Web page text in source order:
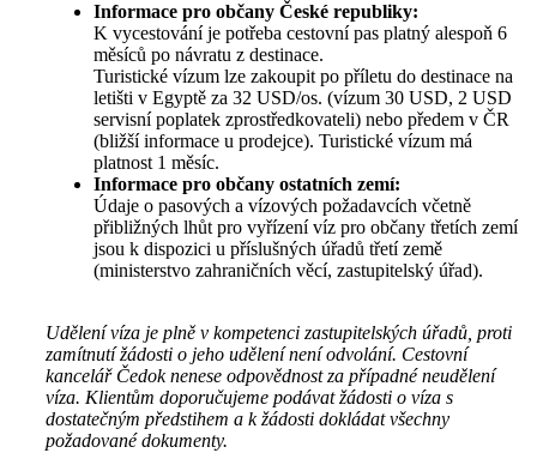
Informace pro občany České republiky:
K vycestování je potřeba cestovní pas platný alespoň 6
měsíců po návratu z destinace.
Turistické vízum lze zakoupit po příletu do destinace na
letišti v Egyptě za 32 USD/os. (vízum 30 USD, 2 USD
servisní poplatek zprostředkovateli) nebo předem v ČR
(bližší informace u prodejce). Turistické vízum má
platnost 1 měsíc.
Informace pro občany ostatních zemí:
Údaje o pasových a vízových požadavcích včetně
přibližných lhůt pro vyřízení víz pro občany třetích zemí
jsou k dispozici u příslušných úřadů třetí země
(ministerstvo zahraničních věcí, zastupitelský úřad).
Udělení víza je plně v kompetenci zastupitelských úřadů, proti
zamítnutí žádosti o jeho udělení není odvolání. Cestovní
kancelář Čedok nenese odpovědnost za případné neudělení
víza. Klientům doporučujeme podávat žádosti o víza s
dostatečným předstihem a k žádosti dokládat všechny
požadované dokumenty.